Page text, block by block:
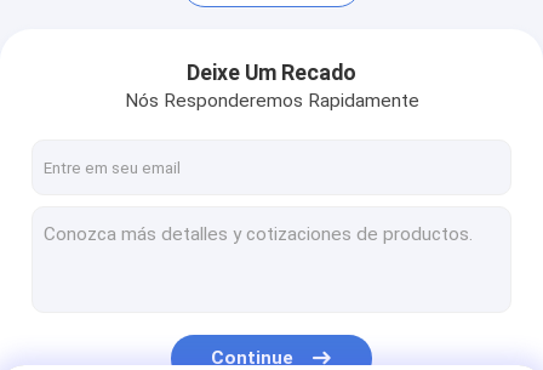
Deixe Um Recado
Nós Responderemos Rapidamente
Continue